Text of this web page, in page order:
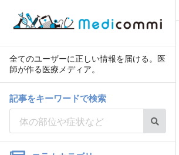
全てのユーザーに正しい情報を届ける。医
師が作る医療メディア。
記事をキーワードで検索